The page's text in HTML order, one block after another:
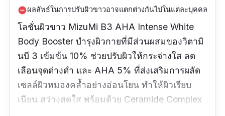
remove_circleผลลัพธ์ในการปรับผิวขาวอาจแตกต่างกันไปในแต่ละบุคคล
โลชั่นผิวขาว MizuMi B3 AHA Intense White
Body Booster บำรุงผิวกายที่มีส่วนผสมของวิตามิ
นบี 3 เข้มข้น 10% ช่วยปรับผิวให้กระจ่างใส ลด
เลือนจุดด่างดำ และ AHA 5% ที่ส่งเสริมการผลัด
เซลล์ผิวหมองคล้ำอย่างอ่อนโยน ทำให้ผิวเรียบ
เนียน สว่างสดใส พร้อมด้วย Ceramide Complex